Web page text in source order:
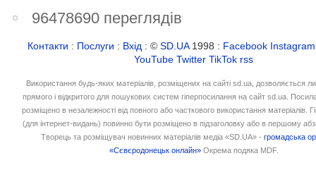
96478690 переглядів
Контакти : Послуги : Вхід : ©SD.UA1998 : Facebook Instagram
YouTube Twitter TikTok rss
Використання будь-яких матеріалів, розміщених на сайті sd.ua, дозволяється
прямого і відкритого для пошукових систем гіперпосилання на сайт sd.ua.
розміщено в незалежності від повного або часткового використання матеріалів.
(для інтернет-видань) повинно бути розміщено в підзаголовку або в першому
Творець та розміщувач новинних матеріалів медіа «SD.UA» -громадська
«Сєвєродонецьк онлайн» Окрема подяка MDF.